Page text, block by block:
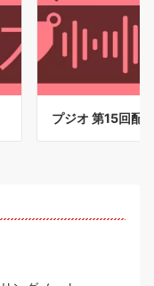
プジオ 第15回配